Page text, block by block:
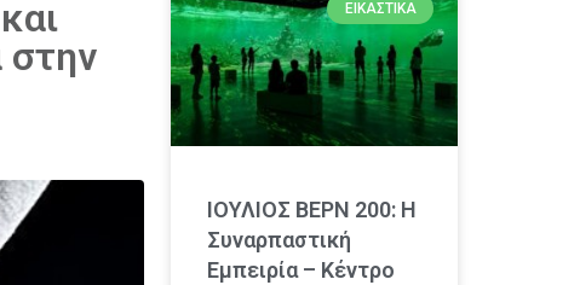
στην
ΕΙΚΑΣΤΙΚΆ
ΙΟΥΛΙΟΣ ΒΕΡΝ 200: Η
Συναρπαστική
Εμπειρία – Κέντρο